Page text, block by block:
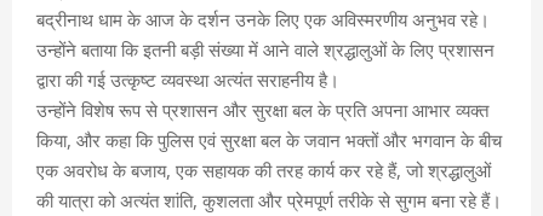
बद्रीनाथ धाम के आज के दर्शन उनके लिए एक अविस्मरणीय अनुभव रहे।
उन्होंने बताया कि इतनी बड़ी संख्या में आने वाले श्रद्धालुओं के लिए प्रशासन
द्वारा की गई उत्कृष्ट व्यवस्था अत्यंत सराहनीय है।
उन्होंने विशेष रूप से प्रशासन और सुरक्षा बल के प्रति अपना आभार व्यक्त
किया, और कहा कि पुलिस एवं सुरक्षा बल के जवान भक्तों और भगवान के बीच
एक अवरोध के बजाय, एक सहायक की तरह कार्य कर रहे हैं, जो श्रद्धालुओं
की यात्रा को अत्यंत शांति, कुशलता और प्रेमपूर्ण तरीके से सुगम बना रहे हैं।